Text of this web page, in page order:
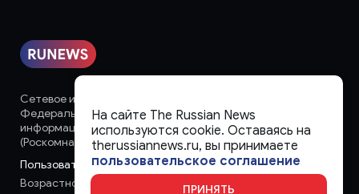
Сетевое издание «runews» (18+) зарегистрировано в
Федеральной службе по надзору в сфере связи,
информационных технологий и массовых коммуникаций
(Роскомнадзор)
Пользовательское соглашение
Возрастное ограничение:
На сайте The Russian News
используются cookie. Оставаясь на
therussiannews.ru, вы принимаете
пользовательское соглашение
ПРИНЯТЬ